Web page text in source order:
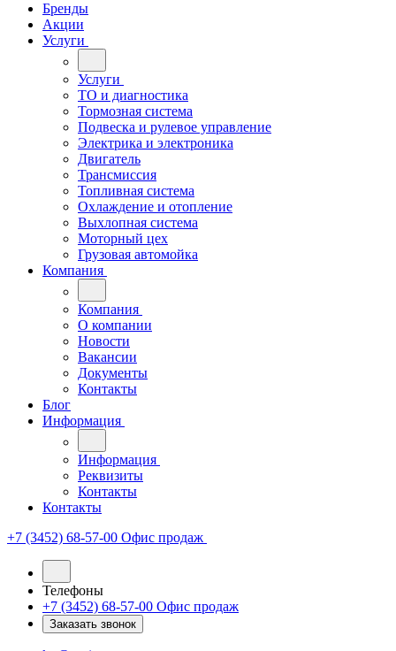
Бренды
Акции
Услуги
Услуги
ТО и диагностика
Тормозная система
Подвеска и рулевое управление
Электрика и электроника
Двигатель
Трансмиссия
Топливная система
Охлаждение и отопление
Выхлопная система
Моторный цех
Грузовая автомойка
Компания
Компания
О компании
Новости
Вакансии
Документы
Контакты
Блог
Информация
Информация
Реквизиты
Контакты
Контакты
+7 (3452) 68-57-00 Офис продаж
Телефоны
+7 (3452) 68-57-00 Офис продаж
Заказать звонок